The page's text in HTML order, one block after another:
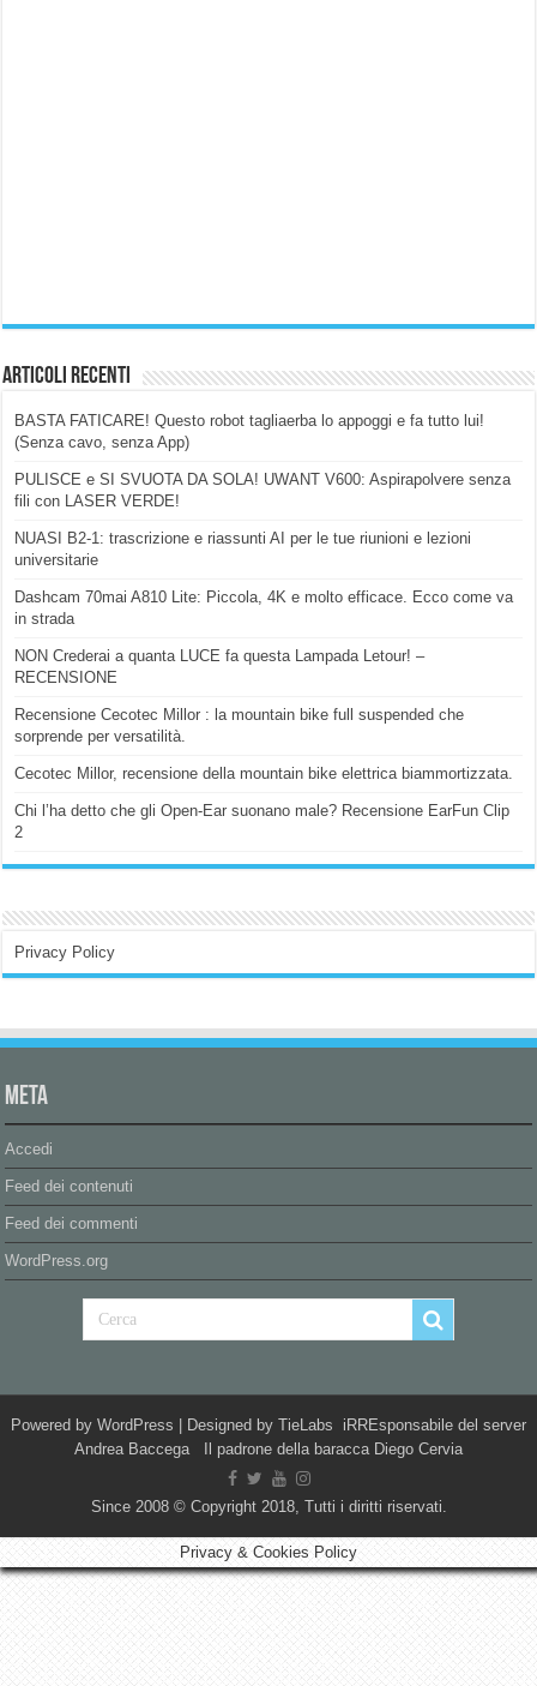
Articoli Recenti
BASTA FATICARE! Questo robot tagliaerba lo appoggi e fa tutto lui!
(Senza cavo, senza App)
PULISCE e SI SVUOTA DA SOLA! UWANT V600: Aspirapolvere senza
fili con LASER VERDE!
NUASI B2-1: trascrizione e riassunti AI per le tue riunioni e lezioni
universitarie
Dashcam 70mai A810 Lite: Piccola, 4K e molto efficace. Ecco come va
in strada
NON Crederai a quanta LUCE fa questa Lampada Letour! –
RECENSIONE
Recensione Cecotec Millor : la mountain bike full suspended che
sorprende per versatilità.
Cecotec Millor, recensione della mountain bike elettrica biammortizzata.
Chi l’ha detto che gli Open-Ear suonano male? Recensione EarFun Clip
2
Privacy Policy
Meta
Accedi
Feed dei contenuti
Feed dei commenti
WordPress.org
Powered by WordPress | Designed by TieLabs iRREsponsabile del server
Andrea Baccega Il padrone della baracca Diego Cervia
Since 2008 © Copyright 2018, Tutti i diritti riservati.
Privacy & Cookies Policy